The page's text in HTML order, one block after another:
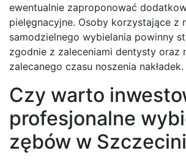
ewentualnie zaproponować
pielęgnacyjne. Osoby korzystające z
samodzielnego wybielania powinny
zgodnie z zaleceniami dentysty oraz
zalecanego czasu noszenia nakładek.
Czy warto
profesjonalne
zębów w